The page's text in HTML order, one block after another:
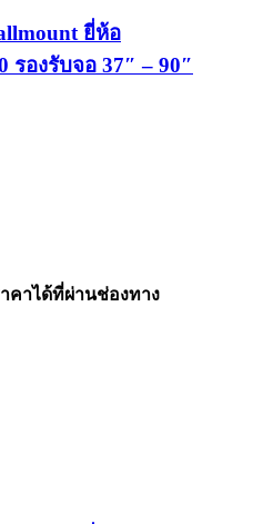
ยี่ห้อ
รองรับจอ 37″ – 90″
คาได้ที่ผ่านช่องทาง